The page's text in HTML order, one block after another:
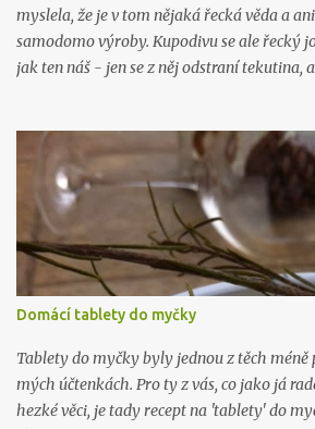
myslela, že je v tom nějaká řecká věda a
samodomo výroby. Kupodivu se ale řecký
jak ten náš - jen se z něj odstraní tekutina,
zkuste ji. Je řecky božská. Budete
plnotučného mléka 1 kelímek kvalitního
nezkazíte když bude bio) plátýnko Mléko
ohřejte na 40 stupňů. Přidejte jogurt a
velké sklenice (je dobré ji pořádně umýt,
uzavíratelným hrdlem a nechte při
12 hodin nalijte jogurt do plátýnka vytlačte
Hustota řeckého jogurtu připomíná
Poté uložte do lednice nejlépe do kabiček
k uskla...
Domácí tablety do myčky
Tablety do myčky byly jednou z těch
mých účtenkách. Pro ty z vás, co jako já
hezké věci, je tady recept na 'tablety' do